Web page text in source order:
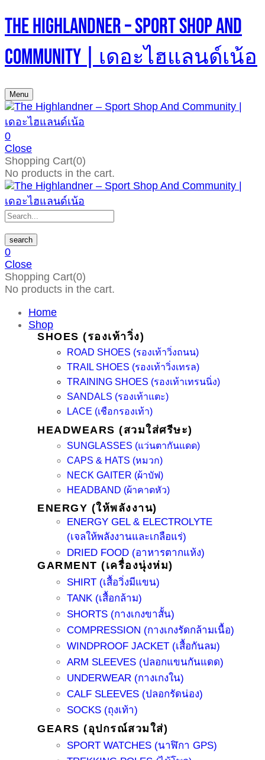
The Highlandner – Sport Shop And
Community | เดอะไฮแลนด์เน้อ
Menu
0
Close
Shopping Cart(0)
No products in the cart.
search
0
Close
Shopping Cart(0)
No products in the cart.
Home
Shop
SHOES (รองเท้าวิ่ง)
ROAD SHOES (รองเท้าวิ่งถนน)
TRAIL SHOES (รองเท้าวิ่งเทรล)
TRAINING SHOES (รองเท้าเทรนนิ่ง)
SANDALS (รองเท้าแตะ)
LACE (เชือกรองเท้า)
HEADWEARS (สวมใส่ศรีษะ)
SUNGLASSES (แว่นตากันแดด)
CAPS & HATS (หมวก)
NECK GAITER (ผ้าบัฟ)
HEADBAND (ผ้าคาดหัว)
ENERGY (ให้พลังงาน)
ENERGY GEL & ELECTROLYTE
(เจลให้พลังงานและเกลือแร่)
DRIED FOOD (อาหารตากแห้ง)
GARMENT (เครื่องนุ่งห่ม)
SHIRT (เสื้อวิ่งมีแขน)
TANK (เสื้อกล้าม)
SHORTS (กางเกงขาสั้น)
COMPRESSION (กางเกงรัดกล้ามเนื้อ)
WINDPROOF JACKET (เสื้อกันลม)
ARM SLEEVES (ปลอกแขนกันแดด)
UNDERWEAR (กางเกงใน)
CALF SLEEVES (ปลอกรัดน่อง)
SOCKS (ถุงเท้า)
GEARS (อุปกรณ์สวมใส่)
SPORT WATCHES (นาฬิกา GPS)